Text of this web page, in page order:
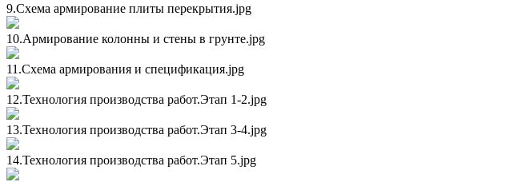
9.Схема армирование плиты перекрытия.jpg
10.Армирование колонны и стены в грунте.jpg
11.Схема армирования и спецификация.jpg
12.Технология производства работ.Этап 1-2.jpg
13.Технология производства работ.Этап 3-4.jpg
14.Технология производства работ.Этап 5.jpg